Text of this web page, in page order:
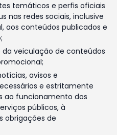
temáticos e perfis oficiais
nas redes sociais, inclusive
aos conteúdos publicados e
veiculação de conteúdos
avisos e
e estritamente
ao funcionamento dos
públicos, à
obrigações de